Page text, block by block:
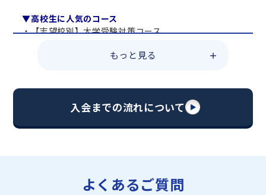
▼高校生に人気のコース
・【志望校別】大学受験対策コース
・総合型選抜直前対策コース
・【志望校別】公立・私立高校受験対策コース
・宿題サポートコース
もっと見る
入会までの流れについて
よくあるご質問